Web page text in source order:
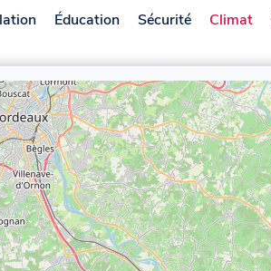
Éducation Sécurité Climat